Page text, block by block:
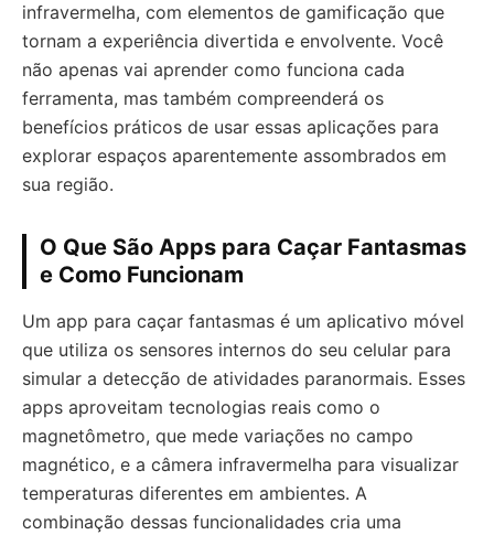
infravermelha, com elementos de gamificação que
tornam a experiência divertida e envolvente. Você
não apenas vai aprender como funciona cada
ferramenta, mas também compreenderá os
benefícios práticos de usar essas aplicações para
explorar espaços aparentemente assombrados em
sua região.
O Que São Apps para Caçar Fantasmas
e Como Funcionam
Um app para caçar fantasmas é um aplicativo móvel
que utiliza os sensores internos do seu celular para
simular a detecção de atividades paranormais. Esses
apps aproveitam tecnologias reais como o
magnetômetro, que mede variações no campo
magnético, e a câmera infravermelha para visualizar
temperaturas diferentes em ambientes. A
combinação dessas funcionalidades cria uma